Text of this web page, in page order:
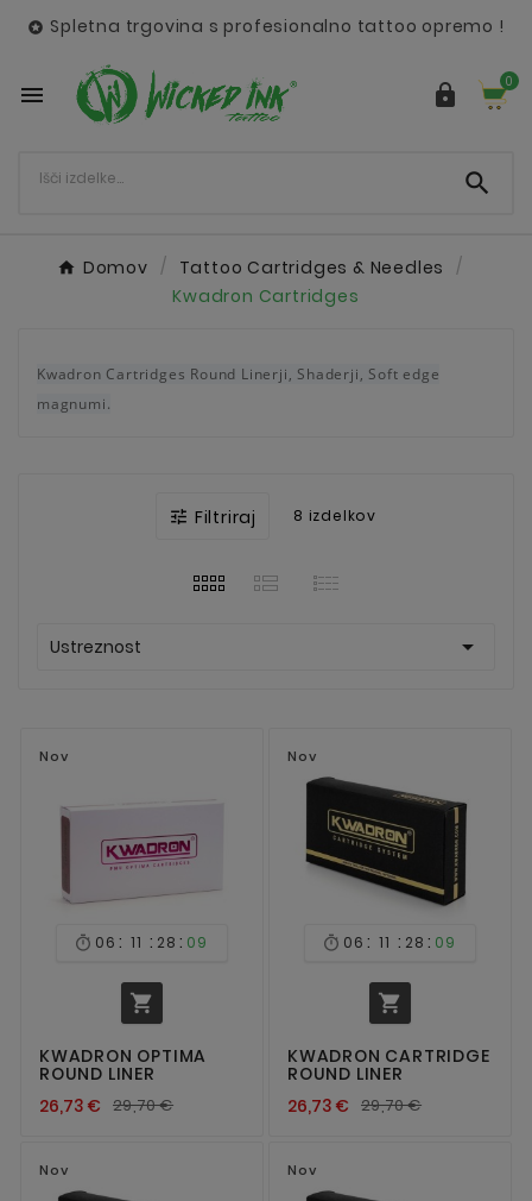
 Spletna trgovina s profesionalno tattoo opremo !
  0

Domov
Tattoo Cartridges & Needles
Kwadron Cartridges
Kwadron Cartridges Round Linerji, Shaderji, Soft edge
magnumi.
 Filtriraj 8 izdelkov
Ustreznost 
Nov
 06 : 11 : 28 : 08

KWADRON OPTIMA
ROUND LINER
26,73 € 29,70 €
Nov
 06 : 11 : 28 : 08

KWADRON CARTRIDGE
ROUND LINER
26,73 € 29,70 €
Nov Nov